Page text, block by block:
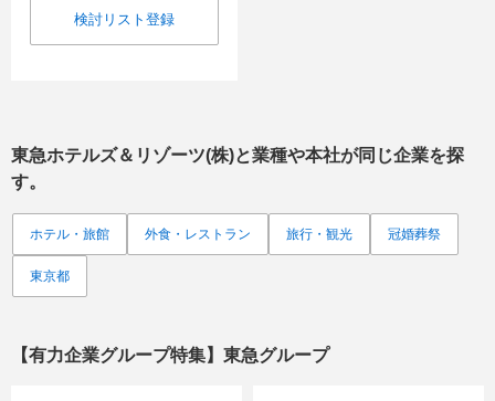
検討リスト登録
東急ホテルズ＆リゾーツ(株)と業種や本社が同じ企業を探
す。
ホテル・旅館 外食・レストラン 旅行・観光 冠婚葬祭
東京都
【有力企業グループ特集】東急グループ